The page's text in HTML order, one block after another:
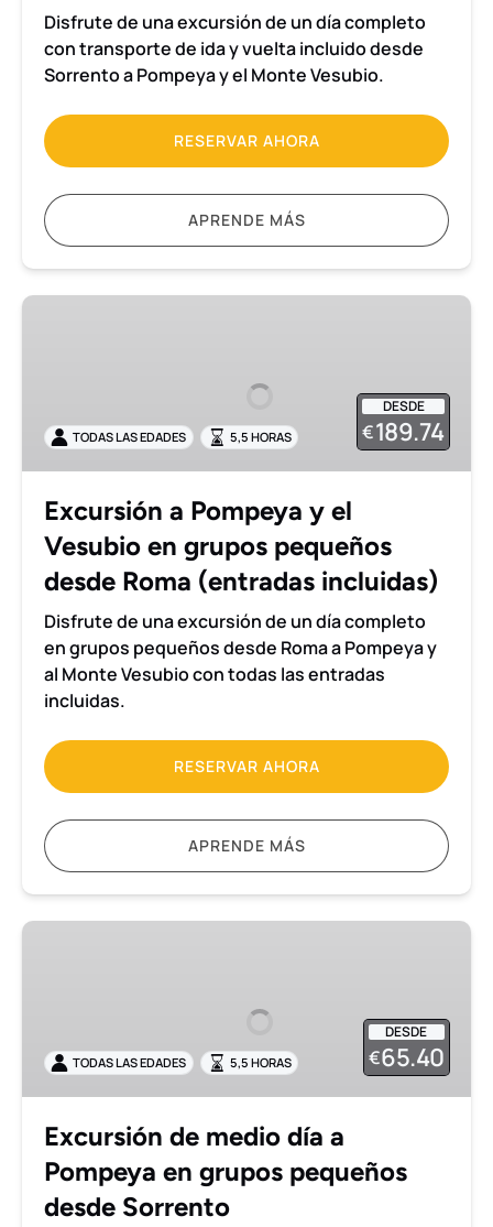
Disfrute de una excursión de un día completo
con transporte de ida y vuelta incluido desde
Sorrento a Pompeya y el Monte Vesubio.
RESERVAR AHORA
APRENDE MÁS
Excursión
Vesubio
en
pequeños
desde
Roma
(entradas
incluidas)
DESDE
€189.74
TODAS LAS EDADES 5,5 HORAS
Excursión a Pompeya y el
Vesubio en grupos pequeños
desde Roma (entradas incluidas)
Disfrute de una excursión de un día completo
en grupos pequeños desde Roma a Pompeya y
al Monte Vesubio con todas las entradas
incluidas.
RESERVAR AHORA
APRENDE MÁS
Excursión
Pompeya
en
pequeños
desde
Sorrento
DESDE
€65.40
TODAS LAS EDADES 5,5 HORAS
Excursión de medio día a
Pompeya en grupos pequeños
desde Sorrento